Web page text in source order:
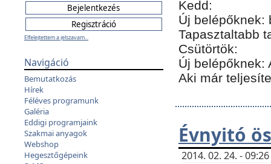
Elfelejtettem a jelszavam...
Navigáció
Bemutatkozás
Hírek
Féléves programunk
Galéria
Eddigi programjaink
Szakmai anyagok
Webshop
Hegesztőgépeink
Kedd:
Új belépőknek:
Tapasztaltabb
Csütörtök:
Új belépőknek:
Aki már
Évnyitó
2014. 02. 24. -